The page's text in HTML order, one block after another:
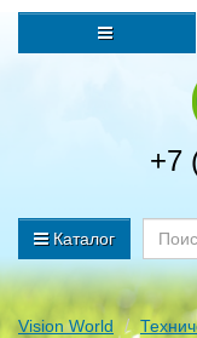
+7
Каталог
Vision World